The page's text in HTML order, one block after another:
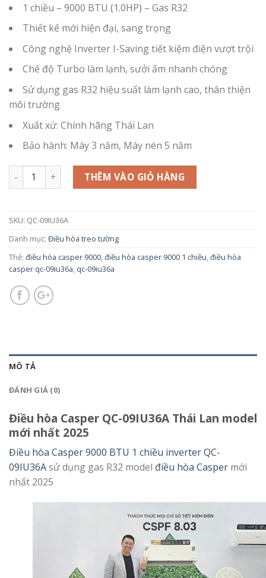
1 chiều – 9000 BTU (1.0HP) – Gas R32
Thiết kế mới hiện đại, sang trọng
Công nghệ Inverter I-Saving tiết kiệm điện vượt trội
Chế độ Turbo làm lạnh, sưởi ấm nhanh chóng
Sử dụng gas R32 hiệu suất làm lạnh cao, thân thiện
môi trường
Xuất xứ: Chính hãng Thái Lan
Bảo hành: Máy 3 năm, Máy nén 5 năm
THÊM VÀO GIỎ HÀNG
SKU: QC-09IU36A
Danh mục: Điều hòa treo tường
Thẻ: điều hòa casper 9000,điều hòa casper 9000 1 chiều,điều hòa
casper qc-09iu36a, qc-09iu36a
MÔ TẢ
ĐÁNH GIÁ (0)
Điều hòa Casper QC-09IU36A Thái Lan model
mới nhất 2025
Điều hòa Casper 9000 BTU 1 chiều inverter QC-
09IU36Asử dụng gas R32 model điều hòa Casper mới
nhất 2025